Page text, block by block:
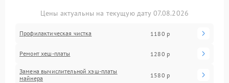
Цены актуальны на текущую дату 07.08.2026
Профилактическая чистка 1180 р
Ремонт хеш-платы 1280 р
Замена вычислительной хэш-платы
майнера
1580 р